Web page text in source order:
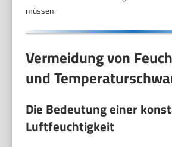
müssen.
Vermeidung von
und
Die Bedeutung einer
Luftfeuchtigkeit